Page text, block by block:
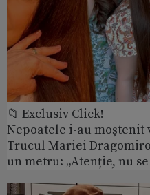
📁 Exclusiv Click!
Nepoatele i-au moștenit
Trucul Mariei
un metru: „Atenție, nu